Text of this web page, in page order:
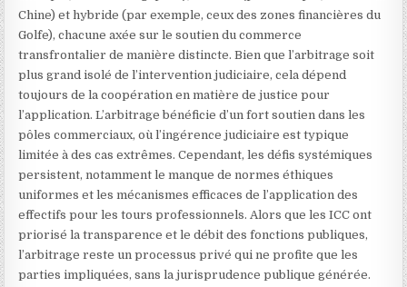
Chine) et hybride (par exemple, ceux des zones financières du
Golfe), chacune axée sur le soutien du commerce
transfrontalier de manière distincte. Bien que l’arbitrage soit
plus grand isolé de l’intervention judiciaire, cela dépend
toujours de la coopération en matière de justice pour
l’application. L’arbitrage bénéficie d’un fort soutien dans les
pôles commerciaux, où l’ingérence judiciaire est typique
limitée à des cas extrêmes. Cependant, les défis systémiques
persistent, notamment le manque de normes éthiques
uniformes et les mécanismes efficaces de l’application des
effectifs pour les tours professionnels. Alors que les ICC ont
priorisé la transparence et le débit des fonctions publiques,
l’arbitrage reste un processus privé qui ne profite que les
parties impliquées, sans la jurisprudence publique générée.